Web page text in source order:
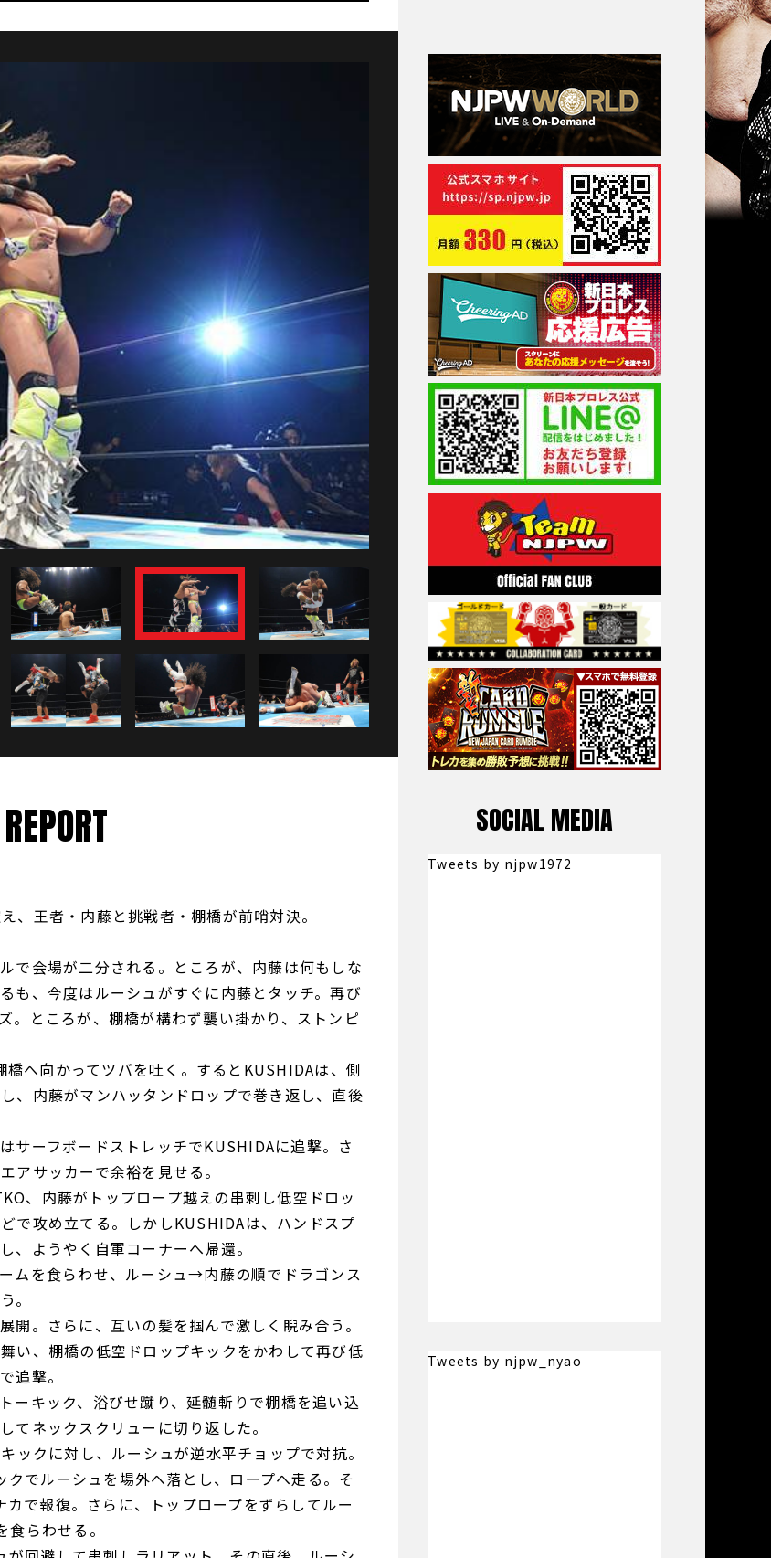
王者・内藤と挑戦者・棚橋が前哨対決。
で会場が二分される。ところが、内藤は何もしな
も、今度はルーシュがすぐに内藤とタッチ。再び
。ところが、棚橋が構わず襲い掛かり、ストンピ
へ向かってツバを吐く。するとKUSHIDAは、側
、内藤がマンハッタンドロップで巻き返し、直後
サーフボードストレッチでKUSHIDAに追撃。さ
アサッカーで余裕を見せる。
、内藤がトップロープ越えの串刺し低空ドロッ
で攻め立てる。しかしKUSHIDAは、ハンドスプ
、ようやく自軍コーナーへ帰還。
ムを食らわせ、ルーシュ→内藤の順でドラゴンス
。
。さらに、互いの髪を掴んで激しく睨み合う。
い、棚橋の低空ドロップキックをかわして再び低
追撃。
キック、浴びせ蹴り、延髄斬りで棚橋を追い込
てネックスクリューに切り返した。
クに対し、ルーシュが逆水平チョップで対抗。
でルーシュを場外へ落とし、ロープへ走る。そ
で報復。さらに、トップロープをずらしてルー
らわせる。
SOCIAL MEDIA
Tweets by njpw1972
Tweets by njpw_nyao